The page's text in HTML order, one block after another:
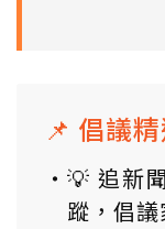
📌 倡議
💡 追新
蹤，倡議